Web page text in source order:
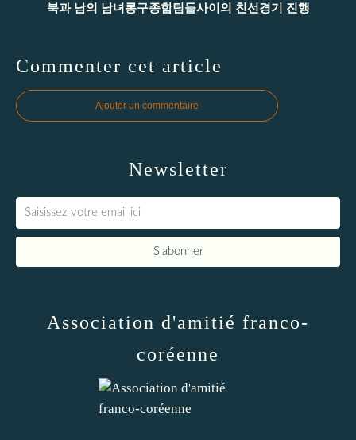
북과 남의 남녀롱구종합팀들사이의 친선경기 진행
Commenter cet article
Ajouter un commentaire
Newsletter
Association d'amitié franco-
coréenne